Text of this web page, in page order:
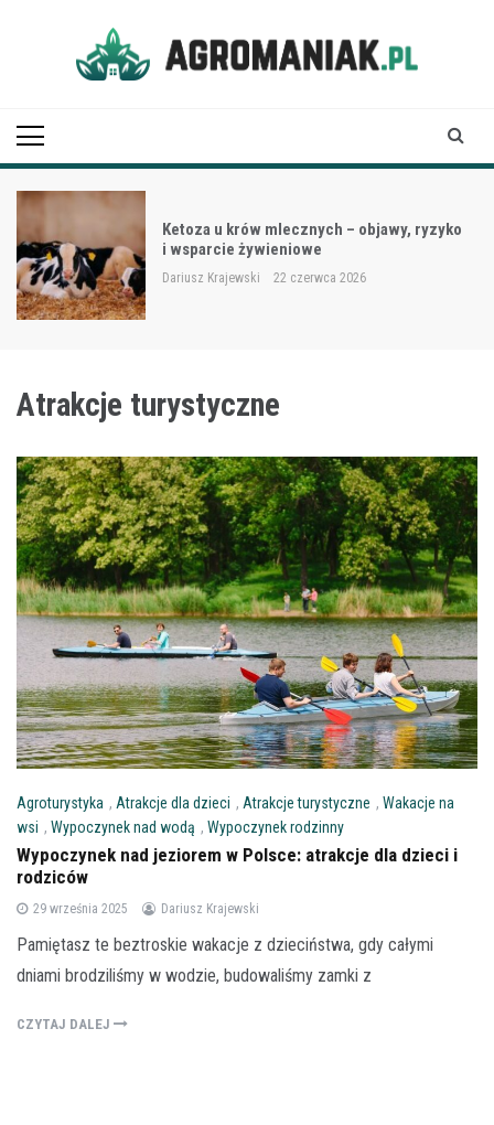
Ketoza u krów mlecznych – objawy, ryzyko
i wsparcie żywieniowe
Dariusz Krajewski 22 czerwca 2026
Atrakcje turystyczne
Agroturystyka , Atrakcje dla dzieci , Atrakcje turystyczne , Wakacje na
wsi , Wypoczynek nad wodą , Wypoczynek rodzinny
Wypoczynek nad jeziorem w Polsce: atrakcje dla dzieci i
rodziców
29 września 2025 Dariusz Krajewski
Pamiętasz te beztroskie wakacje z dzieciństwa, gdy całymi
dniami brodziliśmy w wodzie, budowaliśmy zamki z
CZYTAJ DALEJ